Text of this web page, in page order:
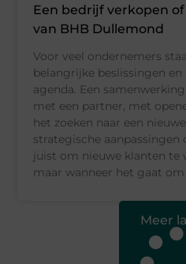
Een bedrijf verkopen
van BHB Dullemond
Voor veel ondernemers
belangrijke beslissingen
agenda. Een
met een partner, met
het zoeken naar een
strategische aanpassingen
juist om nieuwe klanten te
maar wanneer het gaat
Meer